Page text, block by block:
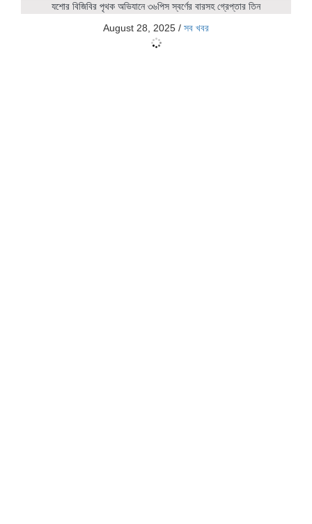
যশোর বিজিবির পৃথক অভিযানে ৩৬পিস স্বর্ণের বারসহ গ্রেপ্তার তিন
August 28, 2025 / সব খবর